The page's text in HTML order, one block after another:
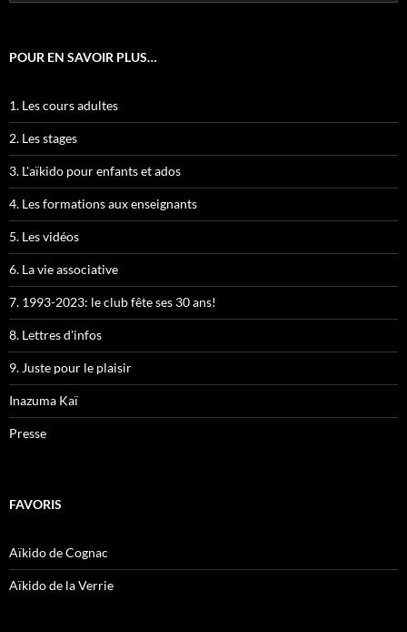
POUR EN SAVOIR PLUS…
1. Les cours adultes
2. Les stages
3. L'aïkido pour enfants et ados
4. Les formations aux enseignants
5. Les vidéos
6. La vie associative
7. 1993-2023: le club fête ses 30 ans!
8. Lettres d'infos
9. Juste pour le plaisir
Inazuma Kaï
Presse
FAVORIS
Aïkido de Cognac
Aïkido de la Verrie